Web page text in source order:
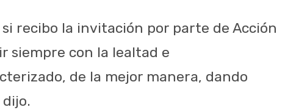
recibo la invitación por parte de Acción
siempre con la lealtad e
de la mejor manera, dando